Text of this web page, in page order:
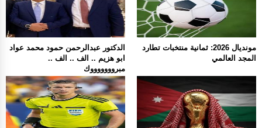
الدكتور عبدالرحمن حمود محمد عواد
ابو هزيم .. الف .. الف ..
مبروووووووك
مونديال 2026: ثمانية منتخبات تطارد
المجد العالمي